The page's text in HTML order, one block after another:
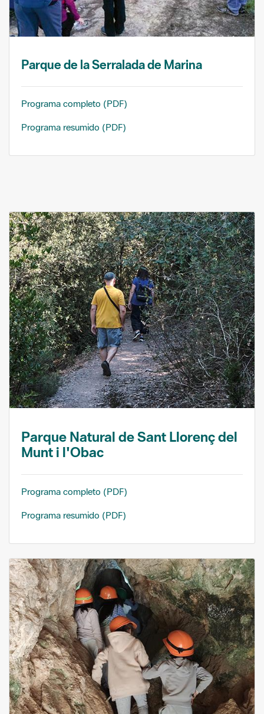
Parque de la Serralada de Marina
Programa completo (PDF)
Programa resumido (PDF)
Parque Natural de Sant Llorenç del
Munt i l'Obac
Programa completo (PDF)
Programa resumido (PDF)